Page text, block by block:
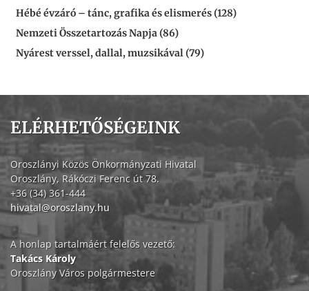
Hébé évzáró – tánc, grafika és elismerés (128)
Nemzeti Összetartozás Napja (86)
Nyárest verssel, dallal, muzsikával (79)
ELÉRHETŐSÉGEINK
Oroszlányi Közös Önkormányzati Hivatal
Oroszlány, Rákóczi Ferenc út 78.
+36 (34) 361-444
hivatal@oroszlany.hu
A honlap tartalmáért felelős vezető:
Takács Károly
Oroszlány Város polgármestere